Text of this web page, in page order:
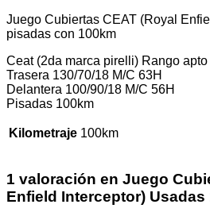
Juego Cubiertas CEAT (Royal
pisadas con 100km
Ceat (2da marca pirelli) Rango
Trasera 130/70/18 M/C 63H
Delantera 100/90/18 M/C 56H
Pisadas 100km
Kilometraje 100km
1 valoración en Juego
Enfield Interceptor) Usadas